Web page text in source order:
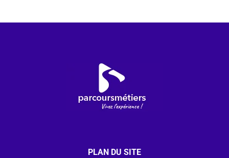
PLAN DU SITE